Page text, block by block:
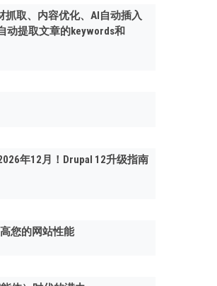
抓取、内容优化、AI自动插入
动提取文章的keywords和
年12月！Drupal 12升级指南
您的网站性能